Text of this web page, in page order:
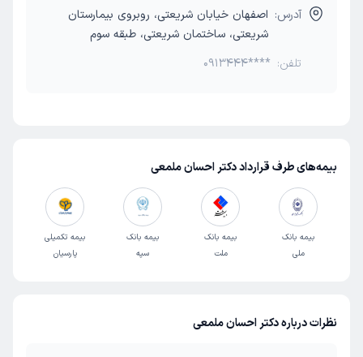
آدرس: اصفهان خیابان شریعتی، روبروی بیمارستان
شریعتی، ساختمان شریعتی، طبقه سوم
تلفن: 0913444****
بیمه‌های طرف قرارداد دکتر احسان ملمعی
بیمه بانک
ملی
بیمه بانک
ملت
بیمه بانک
سپه
بیمه تکمیلی
پارسیان
نظرات درباره دکتر احسان ملمعی